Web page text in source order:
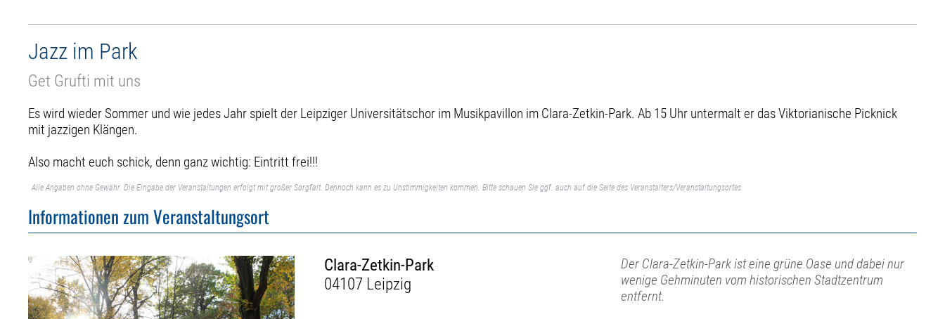
Jazz im Park
Get Grufti mit uns
Es wird wieder Sommer und wie jedes Jahr spielt der Leipziger Universitätschor im Musikpavillon im Clara-Zetkin-Park. Ab 15 Uhr untermalt er das Viktorianische Picknick
mit jazzigen Klängen.
Also macht euch schick, denn ganz wichtig: Eintritt frei!!!
Alle Angaben ohne Gewähr. Die Eingabe der Veranstaltungen erfolgt mit großer Sorgfalt. Dennoch kann es zu Unstimmigkeiten kommen. Bitte schauen Sie ggf. auch auf die Seite des Veranstalters/Veranstaltungsortes.
Informationen zum Veranstaltungsort
Clara-Zetkin-Park
04107 Leipzig
Der Clara-Zetkin-Park ist eine grüne Oase und dabei nur
wenige Gehminuten vom historischen Stadtzentrum
entfernt.